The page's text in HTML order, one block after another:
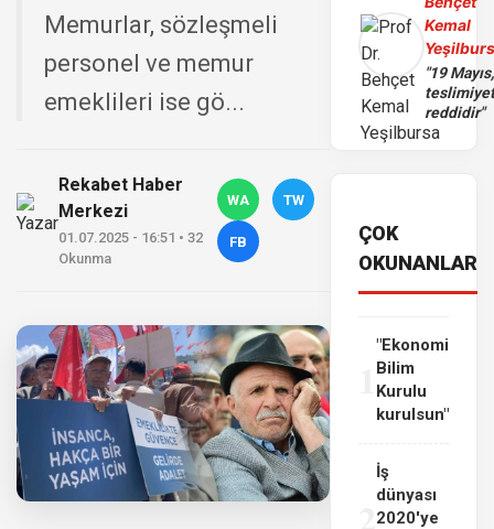
Memurlar, sözleşmeli
personel ve memur
emeklileri ise gö...
Rekabet Haber
Merkezi
01.07.2025 - 16:51 • 32
Okunma
WA TW
FB
Kemal
"19 Mayıs,
reddidir"
ÇOK
OKUNANLAR
"Ekonomi
Bilim
Kurulu
kurulsun"
İş
dünyası
2020'ye